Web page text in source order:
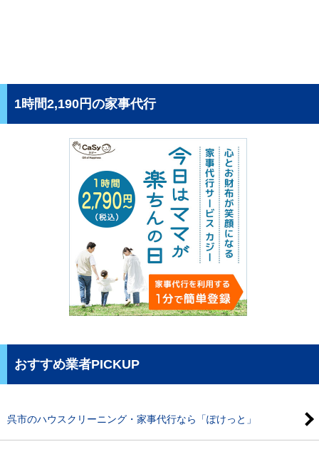
1時間2,190円の家事代行
おすすめ業者PICKUP
呉市のハウスクリーニング・家事代行なら「ぽけっと」